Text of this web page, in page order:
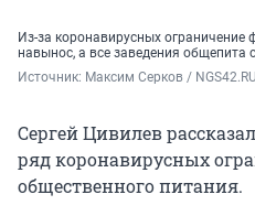
Из-за коронавирусных ограничение
навынос, а все заведения общепита
Источник: Максим Серков / NGS42.RU
Сергей Цивилев
ряд коронавирусных
общественного питания.